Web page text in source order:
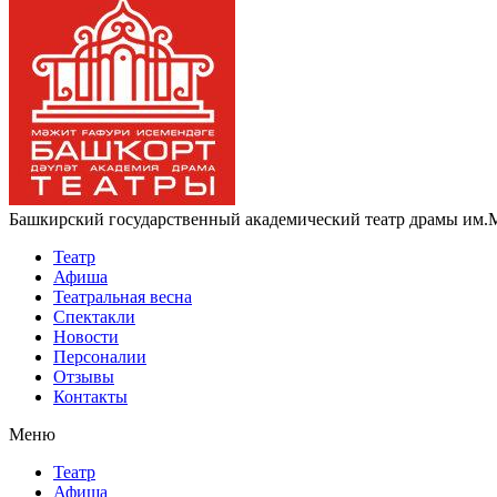
Башкирский государственный академический театр драмы
Театр
Афиша
Театральная весна
Спектакли
Новости
Персоналии
Отзывы
Контакты
Меню
Театр
Афиша